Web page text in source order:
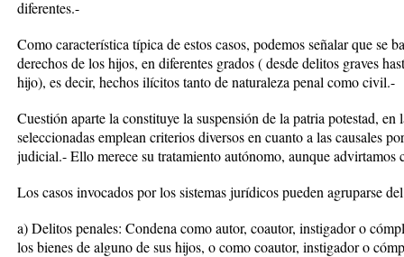
diferentes.-
Como característica típica de estos casos, podemos señalar que se
derechos de los hijos, en diferentes grados ( desde delitos graves
hijo), es decir, hechos ilícitos tanto de naturaleza penal como civil.-
Cuestión aparte la constituye la suspensión de la patria potestad,
seleccionadas emplean criterios diversos en cuanto a las causales
judicial.- Ello merece su tratamiento autónomo, aunque advirtamos
Los casos invocados por los sistemas jurídicos pueden agruparse
a) Delitos penales: Condena como autor, coautor, instigador o
los bienes de alguno de sus hijos, o como coautor, instigador o